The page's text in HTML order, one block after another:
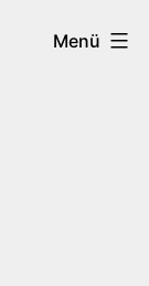
Menü